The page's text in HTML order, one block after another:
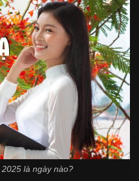
là ngày nào?